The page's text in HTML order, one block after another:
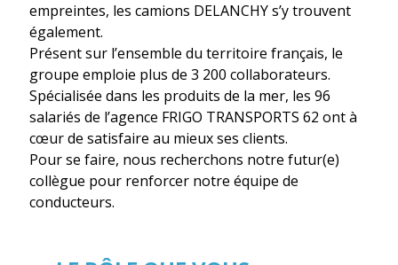
empreintes, les camions DELANCHY s’y trouvent
également.
Présent sur l’ensemble du territoire français, le
groupe emploie plus de 3 200 collaborateurs.
Spécialisée dans les produits de la mer, les 96
salariés de l’agence FRIGO TRANSPORTS 62 ont à
cœur de satisfaire au mieux ses clients.
Pour se faire, nous recherchons notre futur(e)
collègue pour renforcer notre équipe de
conducteurs.